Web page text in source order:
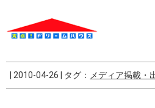
2010-04-26 タグ： メディア掲載・